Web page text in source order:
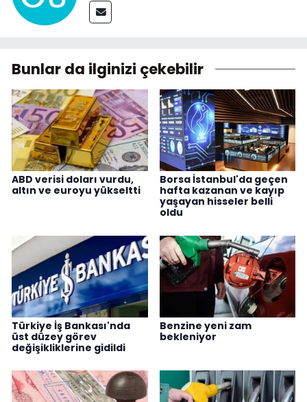
Bunlar da ilginizi çekebilir
ABD verisi doları vurdu,
altın ve euroyu yükseltti
Borsa İstanbul'da geçen
hafta kazanan ve kayıp
yaşayan hisseler belli
oldu
Türkiye İş Bankası'nda
üst düzey görev
değişikliklerine gidildi
Benzine yeni zam
bekleniyor